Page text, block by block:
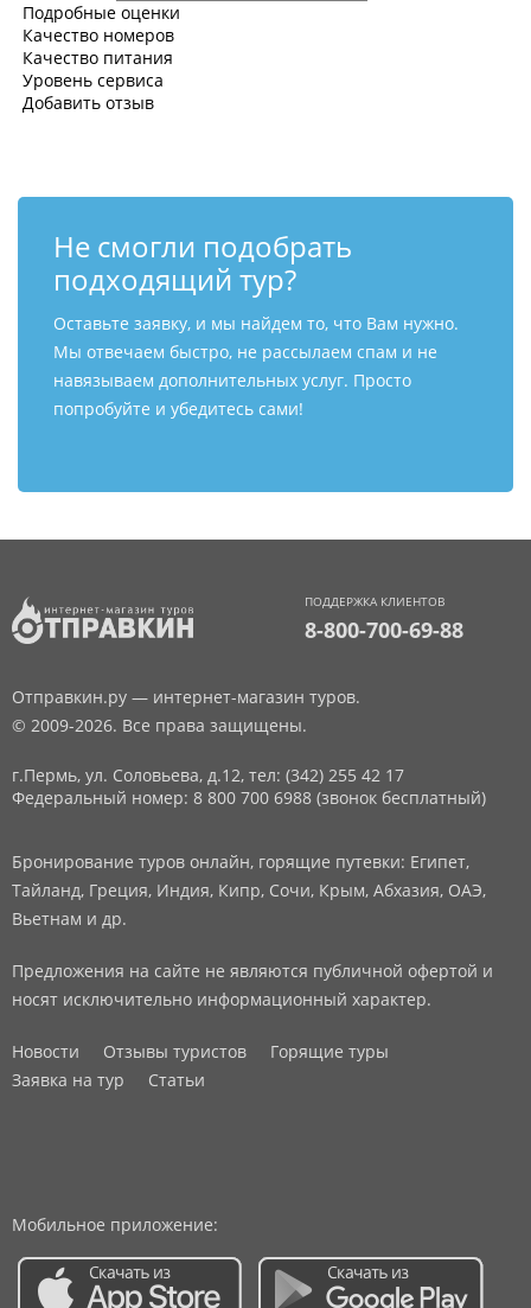
Подробные оценки
Качество номеров
Качество питания
Уровень сервиса
Добавить отзыв
Не смогли подобрать
подходящий тур?
Оставьте заявку, и мы найдем то, что Вам нужно.
Мы отвечаем быстро, не рассылаем спам и не
навязываем дополнительных услуг. Просто
попробуйте и убедитесь сами!
ПОДДЕРЖКА КЛИЕНТОВ
8-800-700-69-88
Отправкин.ру — интернет-магазин туров.
© 2009-2026. Все права защищены.
г.Пермь, ул. Соловьева, д.12, тел: (342) 255 42 17
Федеральный номер: 8 800 700 6988 (звонок бесплатный)
Бронирование туров онлайн, горящие путевки: Египет,
Тайланд, Греция, Индия, Кипр, Сочи, Крым, Абхазия, ОАЭ,
Вьетнам и др.
Предложения на сайте не являются публичной офертой и
носят исключительно информационный характер.
Новости Отзывы туристов
Горящие туры
Заявка на тур
Статьи
Мобильное приложение: